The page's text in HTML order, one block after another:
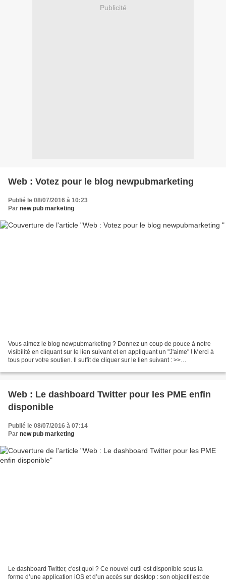
Publicité
Web : Votez pour le blog newpubmarketing
Publié le 08/07/2016 à 10:23
Par new pub marketing
Vous aimez le blog newpubmarketing ? Donnez un coup de pouce à notre
visibilité en cliquant sur le lien suivant et en appliquant un "J'aime" ! Merci à
tous pour votre soutien. Il suffit de cliquer sur le lien suivant : >>
Web : Le dashboard Twitter pour les PME enfin
disponible
Publié le 08/07/2016 à 07:14
Par new pub marketing
Le dashboard Twitter, c'est quoi ? Ce nouvel outil est disponible sous la
forme d’une application iOS et d’un accès sur desktop : son objectif est de